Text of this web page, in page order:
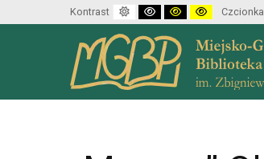
Kontrast Default mode
High contrast black
High contrast
HighCzcionka